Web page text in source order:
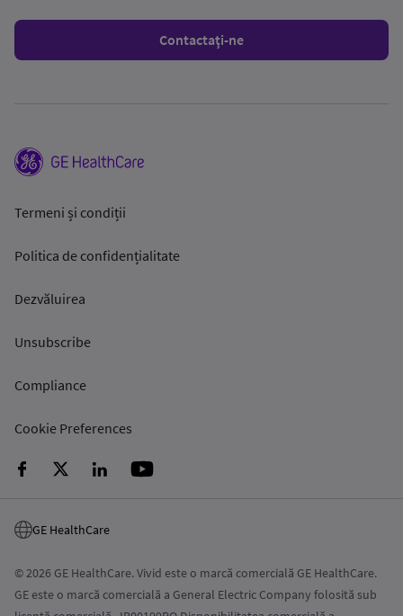
Contactaţi-ne
Termeni și condiții
Politica de confidențialitate
Dezvăluirea
Unsubscribe
Compliance
Cookie Preferences
GE HealthCare
© 2026 GE HealthCare. Vivid este o marcă comercială GE HealthCare.
GE este o marcă comercială a General Electric Company folosită sub